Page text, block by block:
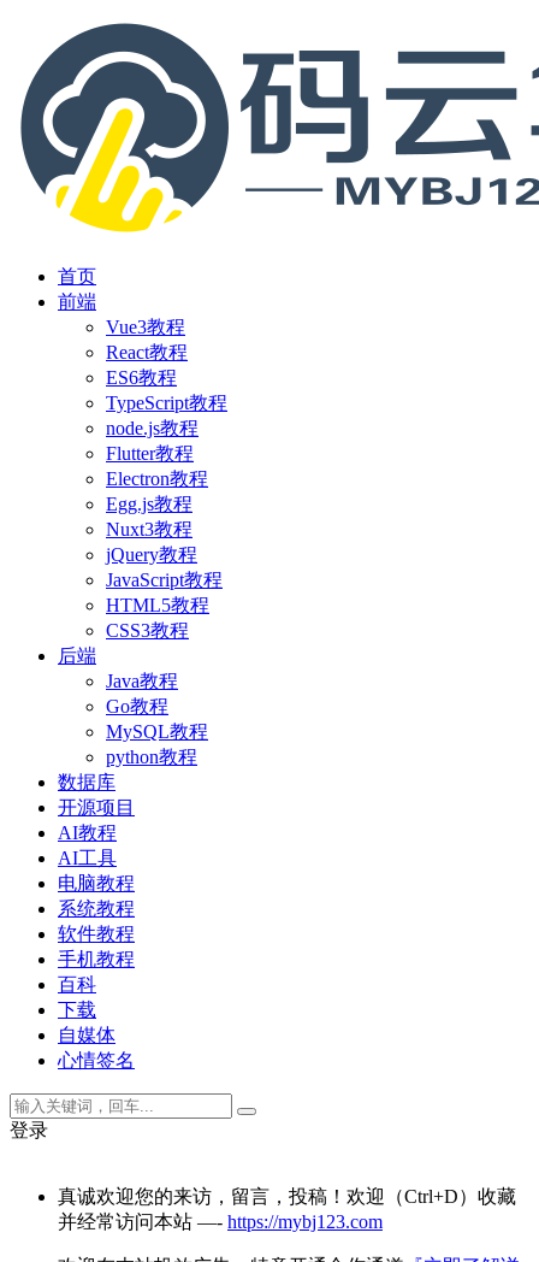
首页
前端
Vue3教程
React教程
ES6教程
TypeScript教程
node.js教程
Flutter教程
Electron教程
Egg.js教程
Nuxt3教程
jQuery教程
JavaScript教程
HTML5教程
CSS3教程
后端
Java教程
Go教程
MySQL教程
python教程
数据库
开源项目
AI教程
AI工具
电脑教程
系统教程
软件教程
手机教程
百科
下载
自媒体
心情签名
登录
真诚欢迎您的来访，留言，投稿！欢迎（Ctrl+D）收藏
并经常访问本站 —- https://mybj123.com